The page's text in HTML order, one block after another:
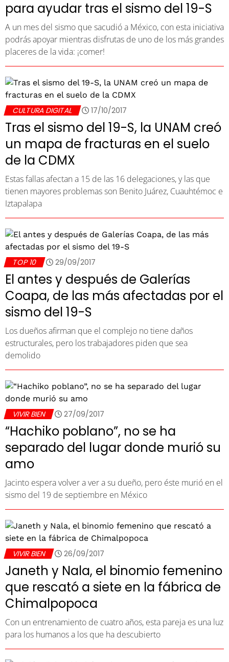
para ayudar tras el sismo del 19-S
A un mes del sismo que sacudió a México, con esta iniciativa
podrás apoyar mientras disfrutas de uno de los más grandes
placeres de la vida: ¡comer!
CULTURA DIGITAL 17/10/2017
Tras el sismo del 19-S, la UNAM creó
un mapa de fracturas en el suelo
de la CDMX
Estas fallas afectan a 15 de las 16 delegaciones, y las que
tienen mayores problemas son Benito Juárez, Cuauhtémoc e
Iztapalapa
TOP 10 29/09/2017
El antes y después de Galerías
Coapa, de las más afectadas por el
sismo del 19-S
Los dueños afirman que el complejo no tiene daños
estructurales, pero los trabajadores piden que sea
demolido
VIVIR BIEN 27/09/2017
“Hachiko poblano”, no se ha
separado del lugar donde murió su
amo
Jacinto espera volver a ver a su dueño, pero éste murió en el
sismo del 19 de septiembre en México
VIVIR BIEN 26/09/2017
Janeth y Nala, el binomio femenino
que rescató a siete en la fábrica de
Chimalpopoca
Con un entrenamiento de cuatro años, esta pareja es una luz
para los humanos a los que ha descubierto